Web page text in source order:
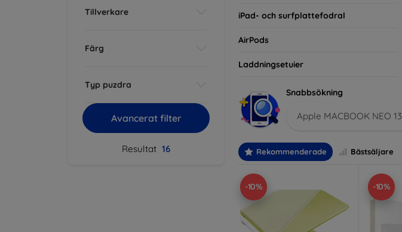
Tillverkare
Färg
Typ puzdra
Avancerat filter
Resultat 16
iPad- och surfplattefodral
AirPods
Laddningsetuier
Snabbsökning
Apple MACBOOK NEO 13
Rekommenderade Bästsäljare
-10% -10%